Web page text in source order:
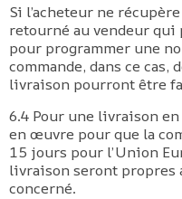
Si l’acheteur ne
retourné au vendeur qui
pour programmer une
commande, dans ce
livraison pourront être
6.4 Pour une livraison
en œuvre pour que la
15 jours pour l’Union
livraison seront propres
concerné.